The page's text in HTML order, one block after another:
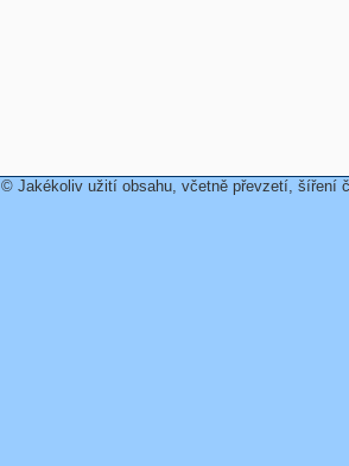
© Jakékoliv užití obsahu, včetně převzetí, šíření